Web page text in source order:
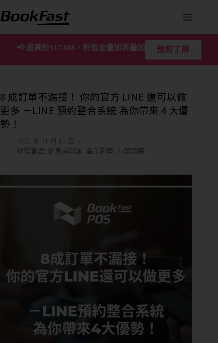
📢 最高折$17,088，折抵金疊加再疊加 預約了解
8 成訂單不漏接！ 你的官方 LINE 還可以做
更多 －LINE 預約整合系統 為你帶來 4 大優
勢！
2022 年 11 月 15 日
經營管理, 健身房營運, 產業趨勢 , 行銷策略